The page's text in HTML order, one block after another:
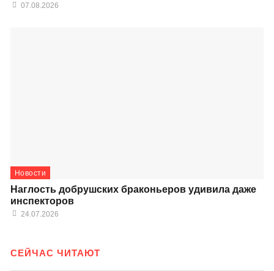
07.08.2026
Новости
Наглость добрушских браконьеров удивила даже
инспекторов
24.07.2026
СЕЙЧАС ЧИТАЮТ